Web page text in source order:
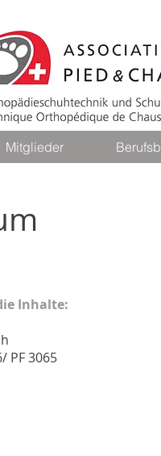
Mitglieder
Inhalte:
PF 3065